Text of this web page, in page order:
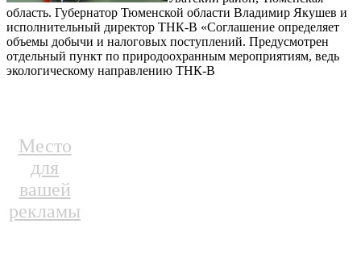
область. Губернатор Тюменской области Владимир Якушев и
исполнительный директор ТНК-В «Соглашение определяет
объемы добычи и налоговых поступлений. Предусмотрен
отдельный пункт по природоохранным мероприятиям, ведь
экологическому направлению ТНК-В
Место
для
вашей
рекламы